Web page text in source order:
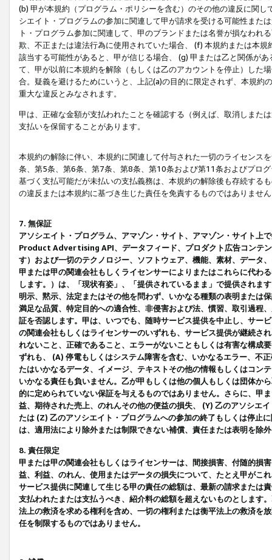
(b) 甲が本規約（プログラム・ポリシーを含む）のその他の違反に関
シエイト・プログラムの参加に関連して甲が請求を受ける可能性また
ト・プログラム参加に関連して、甲のブランドまたは名誉が損なわれ
欺、不正または違法行為に使用されていた場合、 (f) 本規約または本
該当する可能性があると、甲が信じる場合、 (g) 甲または乙と関係が
て、甲が以前に本規約を解除（もしくは乙のアカウントを停止）した
合。疑義を避けるためにいうと、上記(a)の目的に限定されず、本規
重大な違反とみなされます。
甲は、正確な金額が支払われたことを確認する（例えば、取消しまた
支払いを保留することがあります。
本規約の解除に伴い、本規約に関連して付与された一切のライセンス
条、第5条、第6条、第7条、第8条、第10条および第11条およびプロ
基づく支払可能だが未払いの支払義務は、本規約の解除後も存続する
の違反または本規約に基づき生じた責任を免責するものではありませ
7. 無保証
アソシエイト・プログラム、アマゾン・サイト、アマゾン・サイト上
Product Advertising API、データフィード、プロダクト広告コンテ
す）および一切のテクノロジー、ソフトウェア、機能、素材、データ
甲または甲の関連会社もしくライセンサーによりまたはこれらに代わ
します。）は、「現状有姿」、「提供されているまま」で提供されま
明示、黙示、法定またはその他を問わず、いかなる種類の表明または
満足な品質、特定目的への適合性、非侵害および法、慣習、取引過程
証を否認します。甲は、いつでも、随時サービス提供を中止し、サー
の関連会社もしくはライセンサーのいずれも、サービス提供が継続さ
れないこと、正確であること、エラーがないこともしくは有害な構成
ずれも、 (A) 停電もしくはシステム障害を含む、いかなるエラー、不
たはいかなるデータ、イメージ、テキストその他の情報もしくはコン
いかなる責任も負いません。乙が甲もしくは他の個人もしくは団体か
的に定められていない保証を与えるものではありません。さらに、甲
益、期待された売上、のれんその他の便益の損失、 (Y) 乙のアソシエ
たは (Z) 乙のアソシエイト・プログラムへの参加の終了もしくは停止
は、適用法により除外または制限できない補償、責任または表明を除
8. 責任限定
甲または甲の関連会社もしくはライセンサーは、間接損害、付随的損
益、利益、のれん、使用またはデータの損失について、たとえ甲がこ
サービス提供に関連して生じる甲の責任の総額は、最新の請求または
支払われたまたは支払うべき、紹介料の総額を超えないものとします
法上の救済を求める権利を含め、一切の権利または衡平法上の救済を
任を制限するものではありません。